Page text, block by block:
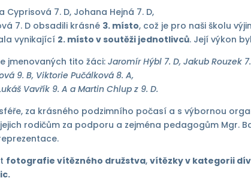
Cyprisová 7. D, Johana Hejná 7. D,
7. D obsadili krásné 3. místo, což je pro naši školu
vynikající 2. místo v soutěži jednotlivců. Její výkon
jmenovaných tito žáci: Jaromír Hýbl 7. D, Jakub Rouzek
9. B, Viktorie Pučálková 8. A,
Vavřík 9. A a Martin Chlup z 9. D.
za krásného podzimního počasí a s výbornou
rodičům za podporu a zejména pedagogům Mgr.
fotografie vítězného družstva,vítězky v kategorii
.